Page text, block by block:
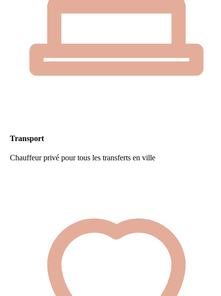
Transport
Chauffeur privé pour tous les transferts en ville